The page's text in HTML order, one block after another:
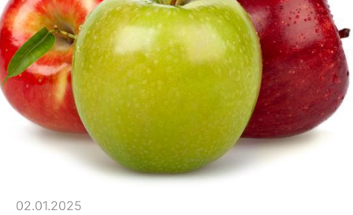
02.01.2025